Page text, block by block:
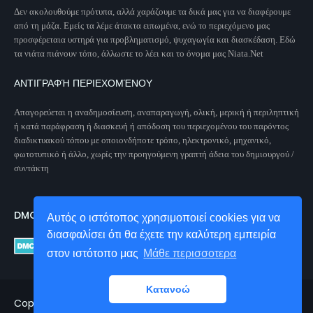
Αυτός ο ιστότοπος χρησιμοποιεί cookies για να
διασφαλίσει ότι θα έχετε την καλύτερη εμπειρία
στον ιστότοπο μας Μάθε περισσοτερα
Κατανοώ
Δεν ακολουθούμε πρότυπα, αλλά χαράζουμε τα δικά μας για να διαφέρουμε
από τη μάζα. Εμείς τα λέμε άτακτα ειπωμένα, ενώ το περιεχόμενο μας
προσφέρεταια υστηρά για προβληματισμό, ψυχαγωγία και διασκέδαση. Εδώ
τα νιάτα πιάνουν τόπο, άλλωστε το λέει και το όνομα μας Niata.Net
ΑΝΤΙΓΡΑΦΉ ΠΕΡΙΕΧΟΜΈΝΟΥ
Απαγορεύεται η αναδημοσίευση, αναπαραγωγή, ολική, μερική ή περιληπτική
ή κατά παράφραση ή διασκευή ή απόδοση του περιεχομένου του παρόντος
διαδικτυακού τόπου με οποιονδήποτε τρόπο, ηλεκτρονικό, μηχανικό,
φωτοτυπικό ή άλλο, χωρίς την προηγούμενη γραπτή άδεια του δημιουργού /
συντάκτη
DMCA PROTECTED
Copyright 1998 - 2021Niata.NetAll Right Reseved